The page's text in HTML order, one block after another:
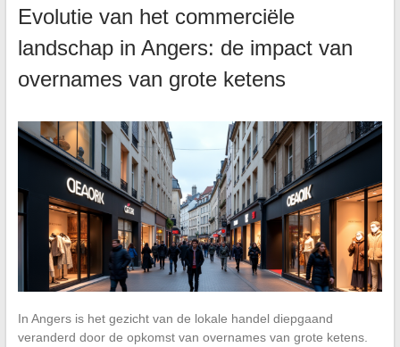
Evolutie van het commerciële
landschap in Angers: de impact van
overnames van grote ketens
In Angers is het gezicht van de lokale handel diepgaand
veranderd door de opkomst van overnames van grote ketens.